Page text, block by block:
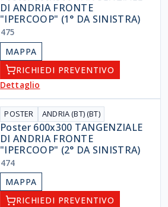
DI ANDRIA FRONTE
"IPERCOOP" (1° DA SINISTRA)
475
MAPPA
RICHIEDI PREVENTIVO
Dettaglio
POSTER ANDRIA (BT) (BT)
Poster 600x300 TANGENZIALE
DI ANDRIA FRONTE
"IPERCOOP" (2° DA SINISTRA)
474
MAPPA
RICHIEDI PREVENTIVO